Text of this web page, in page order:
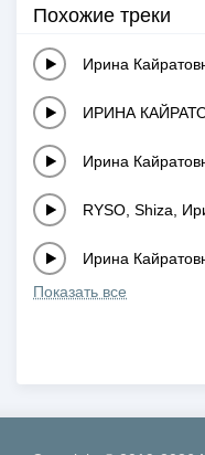
Похожие треки
Ирина
ИРИНА
Ирина
RYSO, Shiza,
Ирина
Показать все